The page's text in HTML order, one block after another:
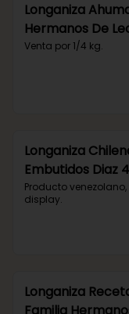
Longaniza
Hermanos De
296)
Venta por 1/4 kg.
Longaniza
Embutidos Diaz
430)
Producto
display.
Longaniza